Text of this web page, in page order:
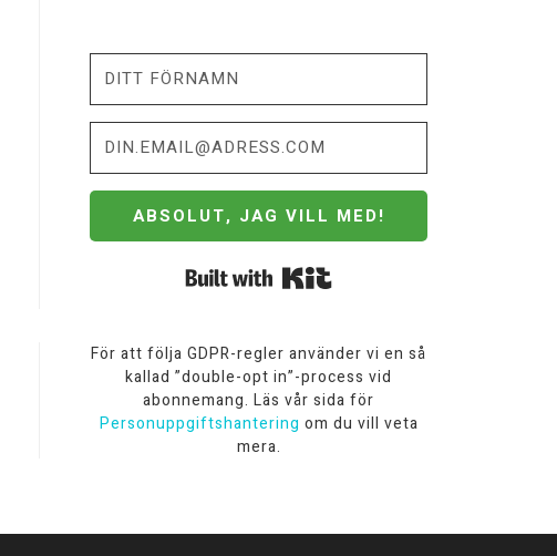
ABSOLUT, JAG VILL MED!
För att följa GDPR-regler använder vi en så
kallad ”double-opt in”-process vid
abonnemang. Läs vår sida för
Personuppgiftshantering om du vill veta
mera.